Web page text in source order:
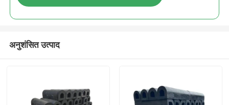
अनुशंसित उत्पाद